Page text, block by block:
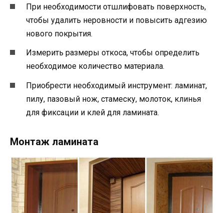
При необходимости отшлифовать поверхность,
чтобы удалить неровности и повысить адгезию
нового покрытия.
Измерить размеры откоса, чтобы определить
необходимое количество материала.
Приобрести необходимый инструмент: ламинат,
пилу, пазовый нож, стамеску, молоток, клинья
для фиксации и клей для ламината.
Монтаж ламината